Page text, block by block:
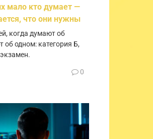
мало кто думает —
что они нужны
когда думают об
одном: категория Б,
0